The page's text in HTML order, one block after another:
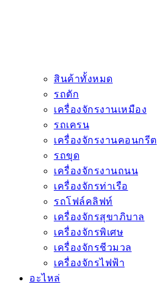
สินค้าทั้งหมด
รถตัก
เครื่องจักรงานเหมือง
รถเครน
เครื่องจักรงานคอนกรีต
รถขุด
เครื่องจักรงานถนน
เครื่องจักรท่าเรือ
รถโฟล์คลิฟท์
เครื่องจักรสุขาภิบาล
เครื่องจักรพิเศษ
เครื่องจักรชีวมวล
เครื่องจักรไฟฟ้า
อะไหล่